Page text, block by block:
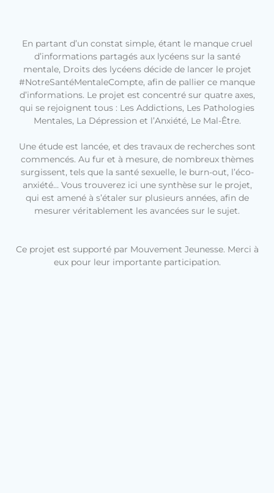
En partant d’un constat simple, étant le manque cruel
d’informations partagés aux lycéens sur la santé
mentale, Droits des lycéens décide de lancer le projet
#NotreSantéMentaleCompte, afin de pallier ce manque
d’informations. Le projet est concentré sur quatre axes,
qui se rejoignent tous : Les Addictions, Les Pathologies
Mentales, La Dépression et l’Anxiété, Le Mal-Être.
Une étude est lancée, et des travaux de recherches sont
commencés. Au fur et à mesure, de nombreux thèmes
surgissent, tels que la santé sexuelle, le burn-out, l’éco-
anxiété… Vous trouverez ici une synthèse sur le projet,
qui est amené à s’étaler sur plusieurs années, afin de
mesurer véritablement les avancées sur le sujet.
Ce projet est supporté par Mouvement Jeunesse. Merci à
eux pour leur importante participation.